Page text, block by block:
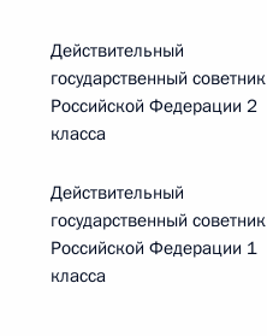
Действительный
государственный советник
Российской Федерации 2
класса
Действительный
государственный советник
Российской Федерации 1
класса